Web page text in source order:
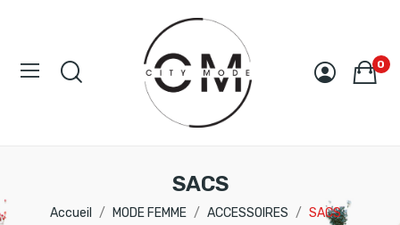
0
SACS
Accueil MODE FEMME ACCESSOIRES SACS